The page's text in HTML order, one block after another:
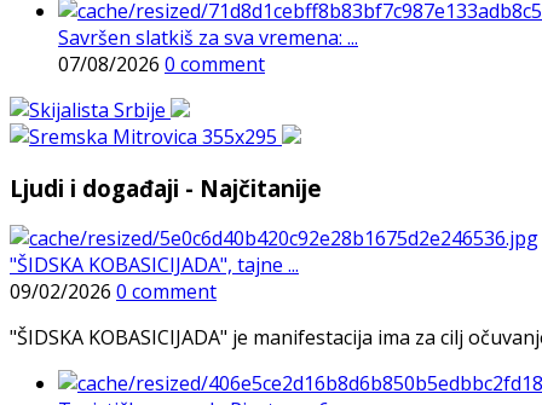
Savršen slatkiš za sva vremena: ...
07/08/2026 0 comment
Ljudi i događaji - Najčitanije
"ŠIDSKA KOBASICIJADA", tajne ...
09/02/2026 0 comment
"ŠIDSKA KOBASICIJADA" je manifestacija ima za cilj